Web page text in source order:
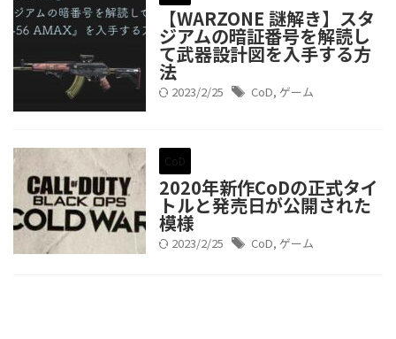
【WARZONE 謎解き】スタ
ジアムの暗証番号を解読し
て武器設計図を入手する方
法
2023/2/25 CoD, ゲーム
CoD
2020年新作CoDの正式タイ
トルと発売日が公開された
模様
2023/2/25 CoD, ゲーム